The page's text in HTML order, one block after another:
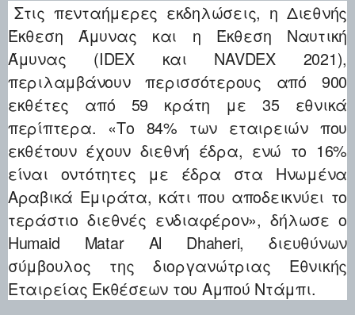
Στις πενταήμερες εκδηλώσεις, η Διεθνής
Έκθεση Άμυνας και η Έκθεση Ναυτική
Άμυνας (IDEX και NAVDEX 2021),
περιλαμβάνουν περισσότερους από 900
εκθέτες από 59 κράτη με 35 εθνικά
περίπτερα. «Το 84% των εταιρειών που
εκθέτουν έχουν διεθνή έδρα, ενώ το 16%
είναι οντότητες με έδρα στα Ηνωμένα
Αραβικά Εμιράτα, κάτι που αποδεικνύει το
τεράστιο διεθνές ενδιαφέρον», δήλωσε ο
Humaid Matar Al Dhaheri, διευθύνων
σύμβουλος της διοργανώτριας Εθνικής
Εταιρείας Εκθέσεων του Αμπού Ντάμπι.